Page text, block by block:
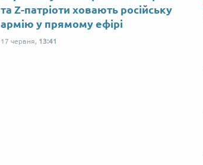
та Z-патріоти ховають російську
армію у прямому ефірі
17 червня, 13:41